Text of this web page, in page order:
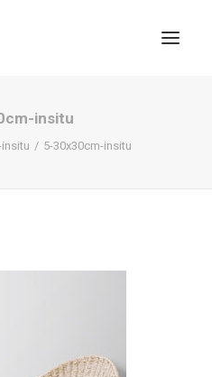
insitu
5-30x30cm-insitu